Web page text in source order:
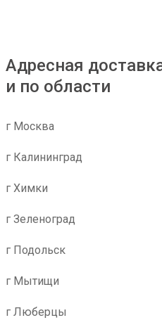
Адресная
и по области
г Москва
г Калининград
г Химки
г Зеленоград
г Подольск
г Мытищи
г Люберцы